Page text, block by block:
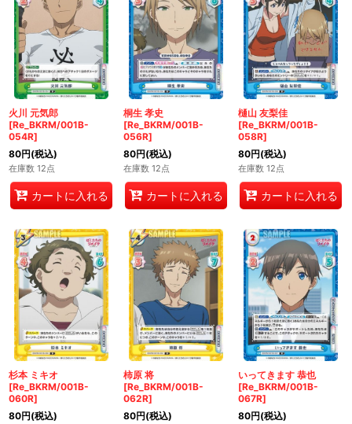
火川 元気郎
[Re_BKRM/001B-
054R]
80円(税込)
在庫数 12点
カートに入れる
桐生 孝史
[Re_BKRM/001B-
056R]
80円(税込)
在庫数 12点
カートに入れる
樋山 友梨佳
[Re_BKRM/001B-
058R]
80円(税込)
在庫数 12点
カートに入れる
杉本 ミキオ
[Re_BKRM/001B-
060R]
80円(税込)
柿原 将
[Re_BKRM/001B-
062R]
80円(税込)
いってきます 恭也
[Re_BKRM/001B-
067R]
80円(税込)